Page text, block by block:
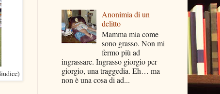
Anonimia di un
delitto
Mamma mia come
sono grasso. Non mi
fermo più ad
ingrassare. Ingrasso giorgio per
giorgio, una traggedia. Eh… ma
non è una cosa di ad...